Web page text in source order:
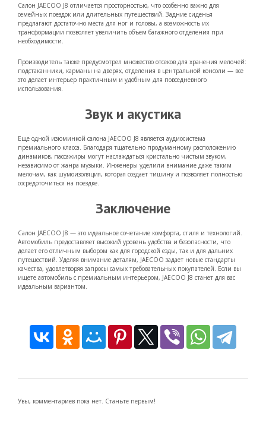
Салон JAECOO J8 отличается просторностью, что особенно важно для
семейных поездок или длительных путешествий. Задние сиденья
предлагают достаточно места для ног и головы, а возможность их
трансформации позволяет увеличить объем багажного отделения при
необходимости.
Производитель также предусмотрел множество отсеков для хранения мелочей:
подстаканники, карманы на дверях, отделения в центральной консоли — все
это делает интерьер практичным и удобным для повседневного
использования.
Звук и акустика
Еще одной изюминкой салона JAECOO J8 является аудиосистема
премиального класса. Благодаря тщательно продуманному расположению
динамиков, пассажиры могут наслаждаться кристально чистым звуком,
независимо от жанра музыки. Инженеры уделили внимание даже таким
мелочам, как шумоизоляция, которая создает тишину и позволяет полностью
сосредоточиться на поездке.
Заключение
Салон JAECOO J8 — это идеальное сочетание комфорта, стиля и технологий.
Автомобиль предоставляет высокий уровень удобства и безопасности, что
делает его отличным выбором как для городской езды, так и для дальних
путешествий. Уделяя внимание деталям, JAECOO задает новые стандарты
качества, удовлетворяя запросы самых требовательных покупателей. Если вы
ищете автомобиль с премиальным интерьером, JAECOO J8 станет для вас
идеальным вариантом.
Увы, комментариев пока нет. Станьте первым!